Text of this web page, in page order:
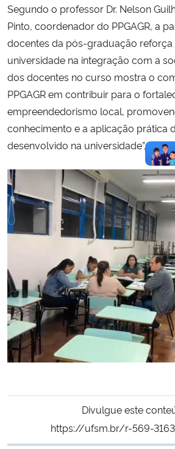
Segundo o professor Dr. Nelson
Pinto, coordenador do PPGAGR, a
docentes da pós-graduação reforça
universidade na integração com a
dos docentes no curso mostra o
PPGAGR em contribuir para o
empreendedorismo local,
conhecimento e a aplicação prática
desenvolvido na universidade”,
Divulgue este
https://ufsm.br/r-569-3163